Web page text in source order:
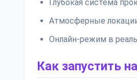
Глубокая система
Атмосферные
Онлайн-режим в
Как запустить